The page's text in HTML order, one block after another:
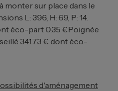
monter sur place dans le
L: 396, H: 69, P: 14.
éco-part 0.35 €Poignée
341.73 € dont éco-
d'aménagement